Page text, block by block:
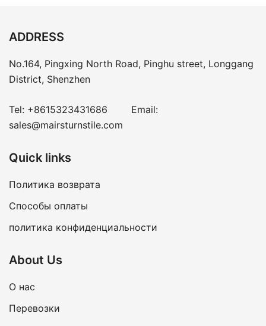
ADDRESS
No.164, Pingxing North Road, Pinghu street, Longgang
District, Shenzhen
Tel: +8615323431686 Email:
sales@mairsturnstile.com
Quick links
Политика возврата
Способы оплаты
политика конфиденциальности
About Us
О нас
Перевозки